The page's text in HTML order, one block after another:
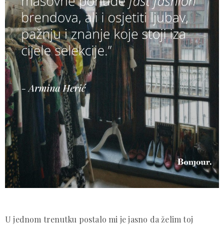
U jednom trenutku postalo mi je jasno da želim toj